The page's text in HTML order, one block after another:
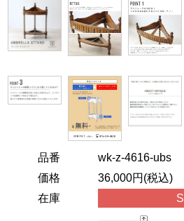
品番
wk-z-4616-ubs
価格
36,000円(税込)
在庫